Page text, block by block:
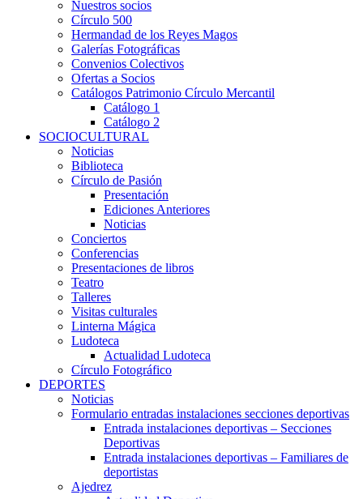
Nuestros socios
Círculo 500
Hermandad de los Reyes Magos
Galerías Fotográficas
Convenios Colectivos
Ofertas a Socios
Catálogos Patrimonio Círculo Mercantil
Catálogo 1
Catálogo 2
SOCIOCULTURAL
Noticias
Biblioteca
Círculo de Pasión
Presentación
Ediciones Anteriores
Noticias
Conciertos
Conferencias
Presentaciones de libros
Teatro
Talleres
Visitas culturales
Linterna Mágica
Ludoteca
Actualidad Ludoteca
Círculo Fotográfico
DEPORTES
Noticias
Formulario entradas instalaciones secciones deportivas
Entrada instalaciones deportivas – Secciones
Deportivas
Entrada instalaciones deportivas – Familiares de
deportistas
Ajedrez